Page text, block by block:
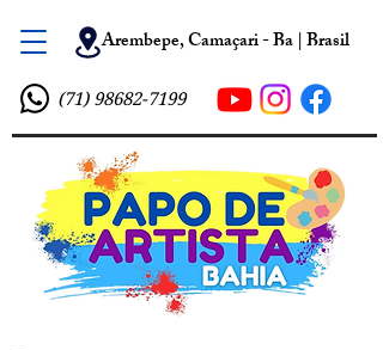
Arembepe, Camaçari - Ba | Brasil
(71) 98682-7199